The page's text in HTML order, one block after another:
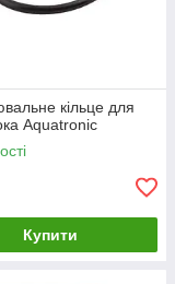
кільце для
Aquatronic
Купити